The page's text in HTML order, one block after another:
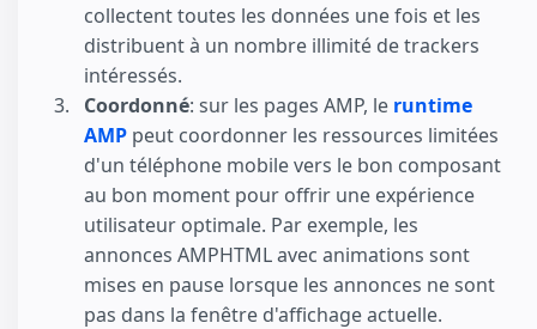
collectent toutes les données une fois et les
distribuent à un nombre illimité de trackers
intéressés.
Coordonné: sur les pages AMP, le runtime
AMP peut coordonner les ressources limitées
d'un téléphone mobile vers le bon composant
au bon moment pour offrir une expérience
utilisateur optimale. Par exemple, les
annonces AMPHTML avec animations sont
mises en pause lorsque les annonces ne sont
pas dans la fenêtre d'affichage actuelle.